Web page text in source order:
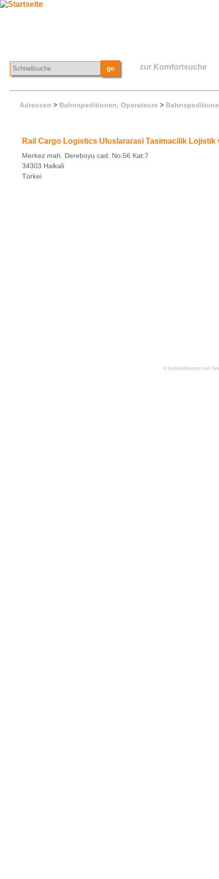
zur Komfortsuche
Adressen > Bahnspeditionen, Operateure >
Rail Cargo Logistics Uluslararasi Tasimacilik Lojistik
Merkez mah. Dereboyu cad. No:56 Kat:7
34303 Halkali
Türkei
© bahnadressen.net-